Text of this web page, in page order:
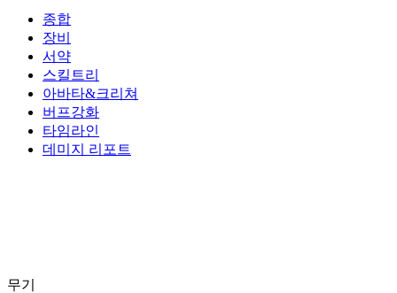
종합
장비
서약
스킬트리
아바타&크리쳐
버프강화
타임라인
데미지 리포트
무기